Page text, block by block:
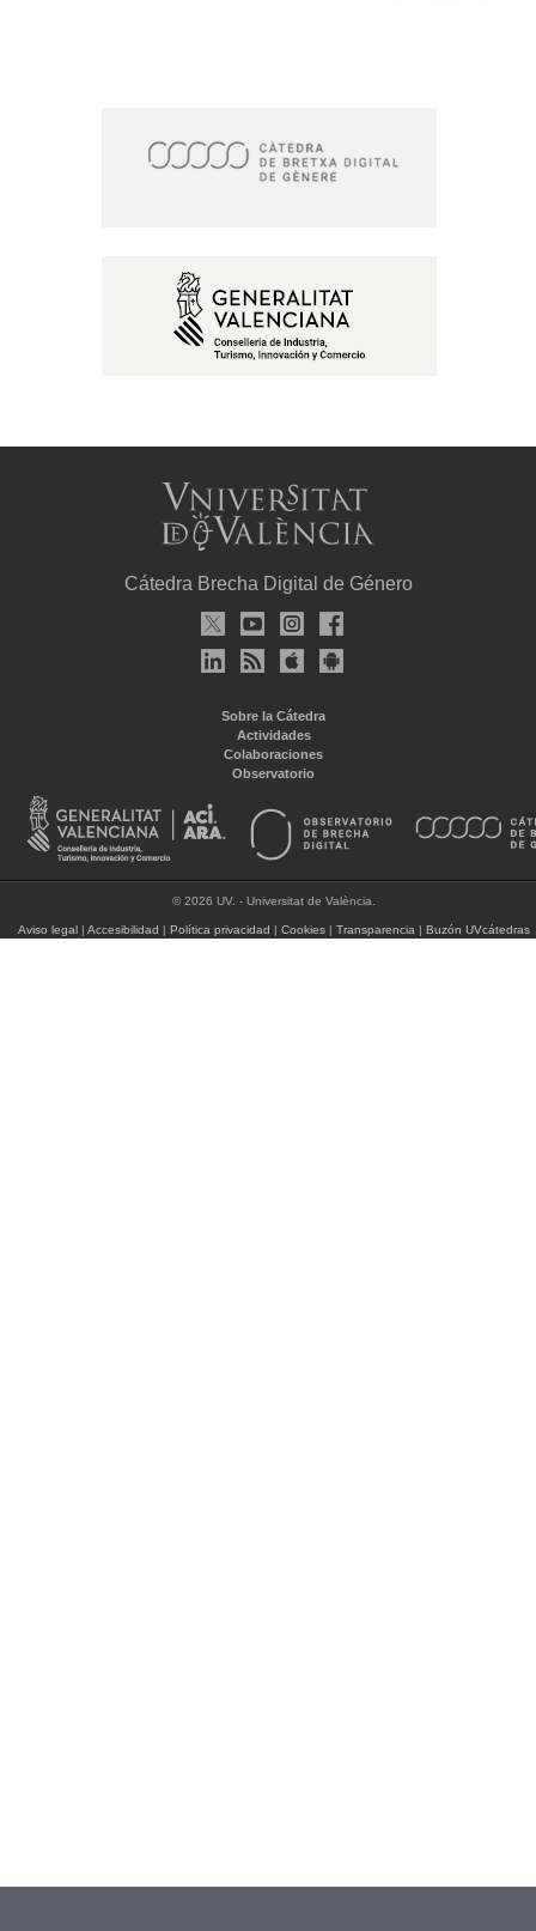
Cátedra Brecha Digital de Género
Sobre la Cátedra
Actividades
Colaboraciones
Observatorio
© 2026 UV. - Universitat de València.
Aviso legal| Accesibilidad | Política privacidad | Cookies| Transparencia | Buzón UVcátedras